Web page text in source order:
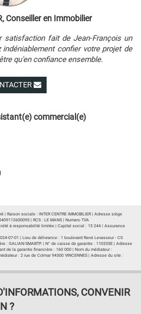
Conseiller en Immobilier
satisfaction fait de Jean-François un
confier votre projet de
qu'en confiance ensemble.
commercial(e)
Raison sociale : INTER CENTRE IMMOBILIER | Adresse siège
| RCS : LE MANS | Numero TVA
à responsabilité limitée | Capital social : 15 244 | Assurance
07-01 | Lieu de délivrance : 1 boulevard René Levasseur - CS
: GALIAN-SMABTP. | N° de caisse de garantie : 110335E | Adresse
de la garantie financière : 160 000 | Nom du médiateur :
: 2 rue de Colmar 94300 VINCENNES | Adresse du site :
CONVENIR
?